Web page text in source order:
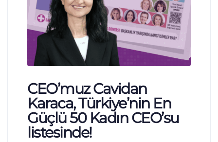
CEO’muz Cavidan
Karaca, Türkiye’nin En
Güçlü 50 Kadın CEO’su
listesinde!